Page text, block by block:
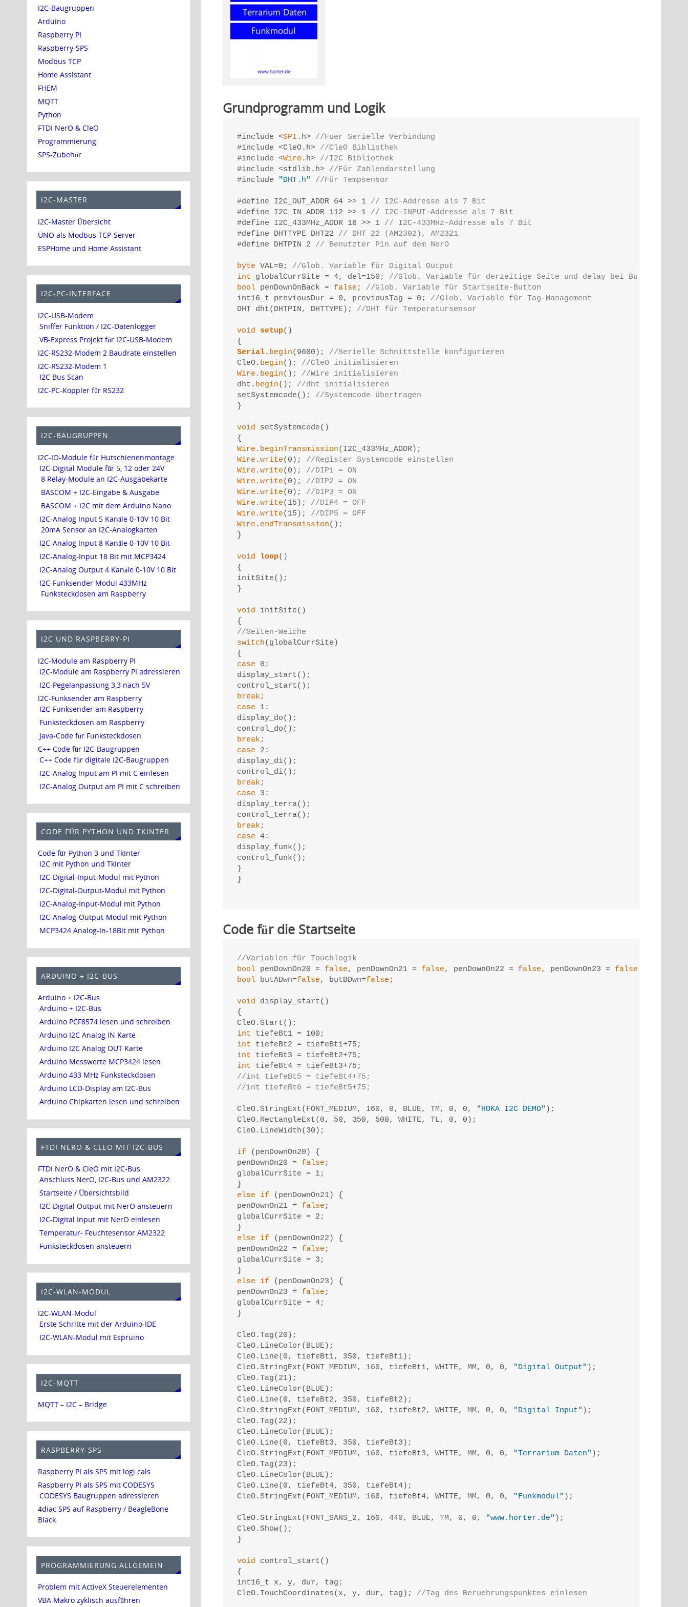
Grundprogramm und Logik
#include <SPI .h> //Fuer Serielle Verbindung
#include <CleO.h> //CleO Bibliothek
#include <Wire .h> //I2C Bibliothek
#include <stdlib.h> //Für Zahlendarstellung
#include
"DHT.h" //Für Tempsensor
#define I2C_OUT_ADDR 64 >> 1 // I2C-Addresse als 7 Bit
#define I2C_IN_ADDR 112 >> 1 // I2C-INPUT-Addresse als 7 Bit
#define I2C_433MHz_ADDR 16 >> 1 // I2C-433MHz-Addresse als 7 Bit
#define DHTTYPE DHT22 // DHT 22 (AM2302), AM2321
#define DHTPIN 2 // Benutzter Pin auf dem NerO
byte VAL=0; //Glob. Variable für Digital Output
int globalCurrSite = 4, del=150; //Glob. Variable für derzeitige Seite und delay bei Buttonpress
bool penDownOnBack = false ; //Glob. Variable für Startseite-Button
int16_t previousDur = 0, previousTag = 0; //Glob. Variable für Tag-Management
DHT dht(DHTPIN, DHTTYPE); //DHT für Temperatursensor
void setup()
Serial. begin(9600); //Serielle Schnittstelle konfigurieren
CleO. begin(); //CleO initialisieren
Wire . begin(); //Wire initialisieren
dht. begin(); //dht initialisieren
setSystemcode(); //Systemcode übertragen
}
void setSystemcode()
Wire . beginTransmission
Wire .write(0); //Register Systemcode einstellen
Wire .write(0); //DIP1 = ON
Wire .write(0); //DIP2 = ON
Wire .write(0); //DIP3 = ON
Wire .write(15); //DIP4 = OFF
Wire .write(15); //DIP5 = OFF
Wire . endTransmission();
}
void loop()
{
initSite();
}
void initSite()
//Seiten-Weiche
switch(globalCurrSite)
case 0:
display_start();
break
case 1:
display_do();
break
case 2:
display_di();
break
case 3:
display_terra();
break
case 4:
display_funk();
control_funk();
}
}
Code für die Startseite
//Variablen für Touchlogik
bool penDownOn20 = false, penDownOn21 = false, penDownOn22 = false, penDownOn23 = false
bool butADwn=false, butBDwn=false ;
void display_start()
{
int
int
int
int
//int tiefeBt5 = tiefeBt4+75;
//int tiefeBt6 = tiefeBt5+75;
CleO.StringExt(FONT_MEDIUM, 160, 0, BLUE, TM, 0, 0, "HOKA I2C DEMO" );
CleO.RectangleExt(0, 50, 350, 500, WHITE, TL, 0, 0);
CleO.LineWidth(30);
if (penDownOn20) {
penDownOn20 = false ;
globalCurrSite = 1;
else
if (penDownOn21) {
penDownOn21 = false ;
globalCurrSite = 2;
else
if (penDownOn22) {
penDownOn22 = false ;
globalCurrSite = 3;
else
if (penDownOn23) {
penDownOn23 = false ;
globalCurrSite = 4;
}
CleO.Tag(20);
CleO.LineColor(BLUE);
CleO.Line(0, tiefeBt1, 350, tiefeBt1);
CleO.StringExt(FONT_MEDIUM, 160, tiefeBt1, WHITE, MM, 0, 0,
"Digital Output" );
CleO.Tag(21);
CleO.LineColor(BLUE);
CleO.Line(0, tiefeBt2, 350, tiefeBt2);
CleO.StringExt(FONT_MEDIUM, 160, tiefeBt2, WHITE, MM, 0, 0,
"Digital Input" );
CleO.Tag(22);
CleO.LineColor(BLUE);
CleO.Line(0, tiefeBt3, 350, tiefeBt3);
CleO.StringExt(FONT_MEDIUM, 160, tiefeBt3, WHITE, MM, 0, 0,
"Terrarium Daten" );
CleO.Tag(23);
CleO.LineColor(BLUE);
CleO.Line(0, tiefeBt4, 350, tiefeBt4);
CleO.StringExt(FONT_MEDIUM, 160, tiefeBt4, WHITE, MM, 0, 0,
"Funkmodul" );
CleO.StringExt(FONT_SANS_2, 160, 440, BLUE, TM, 0, 0, "www.horter.de" );
CleO.Show();
}
void control_start()
{
int16_t x, y, dur, tag;
CleO.TouchCoordinates(x, y, dur, tag); //Tag des Beruehrungspunktes einlesen
I2C-Baugruppen
Arduino
Raspberry PI
Raspberry-SPS
Modbus TCP
Home Assistant
FHEM
MQTT
Python
FTDI NerO & CleO
Programmierung
SPS-Zubehör
I2C-MASTER
I2C-Master Übersicht
UNO als Modbus TCP-Server
ESPHome und Home Assistant
I2C-PC-INTERFACE
I2C-USB-Modem
Sniffer Funktion / I2C-Datenlogger
VB-Express Projekt für I2C-USB-Modem
I2C-RS232-Modem 2 Baudrate einstellen
I2C-RS232-Modem 1
I2C Bus Scan
I2C-PC-Koppler für RS232
I2C-BAUGRUPPEN
I2C-IO-Module für Hutschienenmontage
I2C-Digital Module für 5, 12 oder 24V
8 Relay-Module an I2C-Ausgabekarte
BASCOM + I2C-Eingabe & Ausgabe
BASCOM + I2C mit dem Arduino Nano
I2C-Analog Input 5 Kanäle 0-10V 10 Bit
20mA Sensor an I2C-Analogkarten
I2C-Analog Input 8 Kanäle 0-10V 10 Bit
I2C-Analog-Input 18 Bit mit MCP3424
I2C-Analog Output 4 Kanäle 0-10V 10 Bit
I2C-Funksender Modul 433MHz
Funksteckdosen am Raspberry
I2C UND RASPBERRY-PI
I2C-Module am Raspberry PI
I2C-Module am Raspberry PI adressieren
I2C-Pegelanpassung 3,3 nach 5V
I2C-Funksender am Raspberry
I2C-Funksender am Raspberry
Funksteckdosen am Raspberry
Java-Code für Funksteckdosen
C++ Code für I2C-Baugruppen
C++ Code für digitale I2C-Baugruppen
I2C-Analog Input am PI mit C einlesen
I2C-Analog Output am PI mit C schreiben
CODE FÜR PYTHON UND TKINTER
Code für Python 3 und TkInter
I2C mit Python und TkInter
I2C-Digital-Input-Modul mit Python
I2C-Digital-Output-Modul mit Python
I2C-Analog-Input-Modul mit Python
I2C-Analog-Output-Modul mit Python
MCP3424 Analog-In-18Bit mit Python
ARDUINO + I2C-BUS
Arduino + I2C-Bus
Arduino + I2C-Bus
Arduino PCF8574 lesen und schreiben
Arduino I2C Analog IN Karte
Arduino I2C Analog OUT Karte
Arduino Messwerte MCP3424 lesen
Arduino 433 MHz Funksteckdosen
Arduino LCD-Display am I2C-Bus
Arduino Chipkarten lesen und schreiben
FTDI NERO & CLEO MIT I2C-BUS
FTDI NerO & CleO mit I2C-Bus
Anschluss NerO, I2C-Bus und AM2322
Startseite / Übersichtsbild
I2C-Digital Output mit NerO ansteuern
I2C-Digital Input mit NerO einlesen
Temperatur- Feuchtesensor AM2322
Funksteckdosen ansteuern
I2C-WLAN-MODUL
I2C-WLAN-Modul
Erste Schritte mit der Arduino-IDE
I2C-WLAN-Modul mit Espruino
I2C-MQTT
MQTT – I2C – Bridge
RASPBERRY-SPS
Raspberry PI als SPS mit logi.cals
Raspberry PI als SPS mit CODESYS
CODESYS Baugruppen adressieren
4diac SPS auf Raspberry / BeagleBone
Black
PROGRAMMIERUNG ALLGEMEIN
Problem mit ActiveX Steuerelementen
VBA Makro zyklisch ausführen